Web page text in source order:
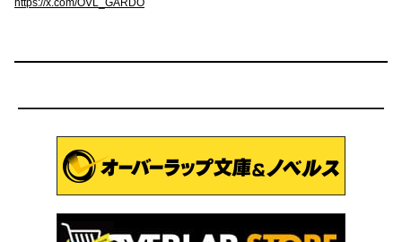
https://x.com/OVL_GARDO